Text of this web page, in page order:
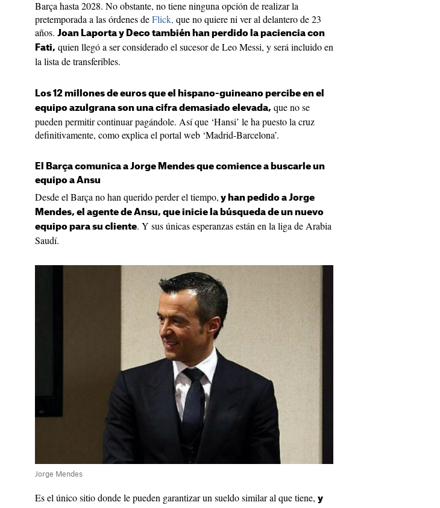
Barça hasta 2028. No obstante, no tiene ninguna opción de realizar la
pretemporada a las órdenes deFlick, que no quiere ni ver al delantero de 23
años. Joan Laporta y Deco también han perdido la paciencia con
Fati, quien llegó a ser considerado el sucesor de Leo Messi, y será incluido en
la lista de transferibles.
Los 12 millones de euros que el hispano-guineano percibe en el
equipo azulgrana son una cifra demasiado elevada, que no se
pueden permitir continuar pagándole. Así que ‘Hansi’ le ha puesto la cruz
definitivamente, como explica el portal web ‘Madrid-Barcelona’.
El Barça comunica a Jorge Mendes que comience a buscarle un
equipo a Ansu
Desde el Barça no han querido perder el tiempo, y han pedido a Jorge
Mendes, el agente de Ansu, que inicie la búsqueda de un nuevo
equipo para su cliente. Y sus únicas esperanzas están en la liga de Arabia
Saudí.
Jorge Mendes
Es el único sitio donde le pueden garantizar un sueldo similar al que tiene, y